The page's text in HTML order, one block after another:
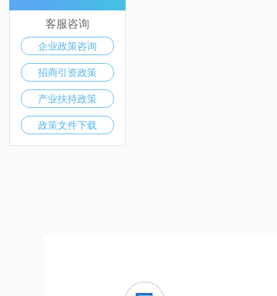
客服咨询
企业政策咨询
招商引资政策
产业扶持政策
政策文件下载